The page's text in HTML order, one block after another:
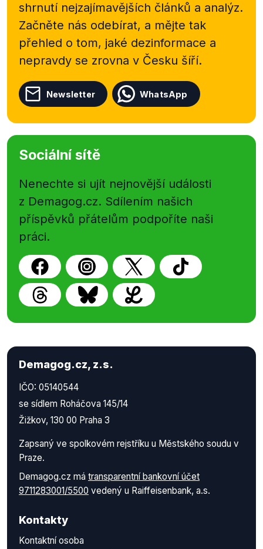
shrnutí nejzajímavějších článků a analýz.
Začněte nás odebírat, a mějte tak
přehled o tom, jaké dezinformace a
nepravdy se zrovna v Česku šíří.
Newsletter WhatsApp
Sociální sítě
Nenechte si ujít nejnovější události
z Demagog.cz. Sdílením našich
příspěvků přátelům podpoříte naši
práci.
Demagog.cz, z.s.
IČO: 05140544
se sídlem Roháčova 145/14
Žižkov, 130 00 Praha 3
Zapsaný ve spolkovém rejstříku u Městského soudu v
Praze.
Demagog.cz má transparentní bankovní účet
9711283001/5500 vedený u Raiffeisenbank, a.s.
Kontakty
Kontaktní osoba